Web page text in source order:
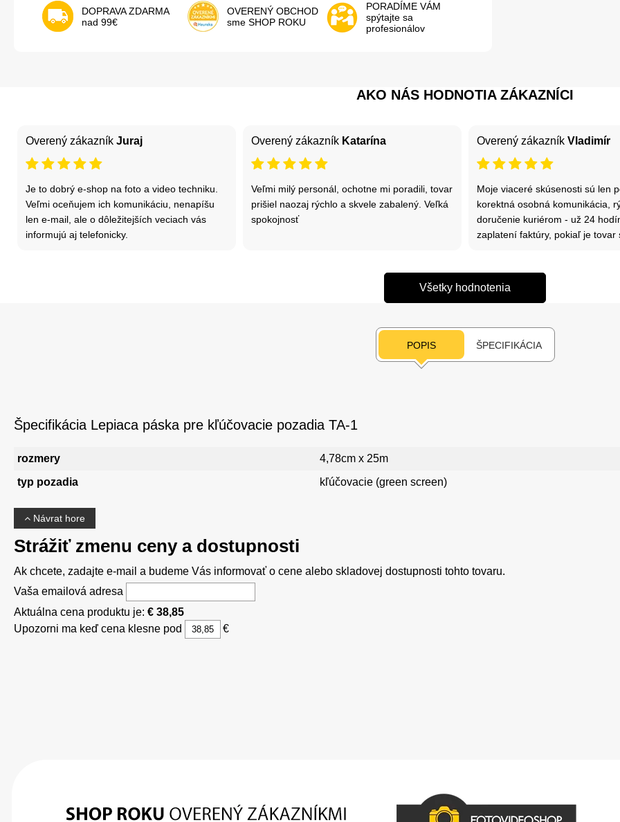
DOPRAVA ZDARMA
nad 99€
OVERENÝ OBCHOD
sme SHOP ROKU
PORADÍME VÁM
spýtajte sa
profesionálov
AKO NÁS HODNOTIA ZÁKAZNÍCI
Overený zákazník Juraj
Je to dobrý e-shop na foto a video techniku.
Veľmi oceňujem ich komunikáciu, nenapíšu
len e-mail, ale o dôležitejších veciach vás
informujú aj telefonicky.
Overený zákazník Katarína
Veľmi milý personál, ochotne mi poradili, tovar
prišiel naozaj rýchlo a skvele zabalený. Veľká
spokojnosť
Overený zákazník Vladimír
Moje viaceré skúsenosti sú len
korektná osobná komunikácia,
doručenie kuriérom - už 24
zaplatení faktúry, pokiaľ je tovar
Všetky hodnotenia
POPIS ŠPECIFIKÁCIA
Špecifikácia Lepiaca páska pre kľúčovacie pozadia TA-1
rozmery
4,78cm x 25m
typ pozadia
kľúčovacie (green screen)
Návrat hore
Strážiť zmenu ceny a dostupnosti
Ak chcete, zadajte e-mail a budeme Vás informovať o cene alebo skladovej dostupnosti tohto tovaru.
Vaša emailová adresa
Aktuálna cena produktu je: € 38,85
Upozorni ma keď cena klesne pod
€